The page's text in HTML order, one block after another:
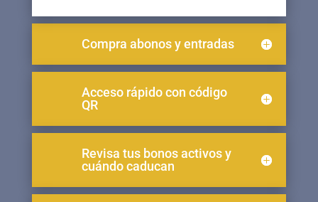
Compra abonos y entradas
Acceso rápido con código
QR
Revisa tus bonos activos y
cuándo caducan